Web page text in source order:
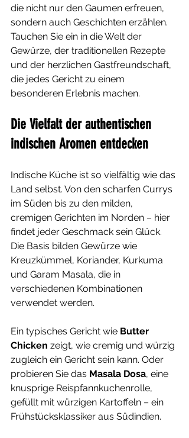
die nicht nur den Gaumen erfreuen,
sondern auch Geschichten erzählen.
Tauchen Sie ein in die Welt der
Gewürze, der traditionellen Rezepte
und der herzlichen Gastfreundschaft,
die jedes Gericht zu einem
besonderen Erlebnis machen.
Die Vielfalt der authentischen
indischen Aromen entdecken
Indische Küche ist so vielfältig wie das
Land selbst. Von den scharfen Currys
im Süden bis zu den milden,
cremigen Gerichten im Norden – hier
findet jeder Geschmack sein Glück.
Die Basis bilden Gewürze wie
Kreuzkümmel, Koriander, Kurkuma
und Garam Masala, die in
verschiedenen Kombinationen
verwendet werden.
Ein typisches Gericht wie Butter
Chicken zeigt, wie cremig und würzig
zugleich ein Gericht sein kann. Oder
probieren Sie das Masala Dosa, eine
knusprige Reispfannkuchenrolle,
gefüllt mit würzigen Kartoffeln – ein
Frühstücksklassiker aus Südindien.